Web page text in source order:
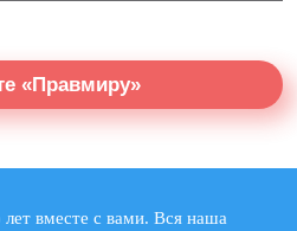
«Правмиру»
вместе с вами. Вся наша